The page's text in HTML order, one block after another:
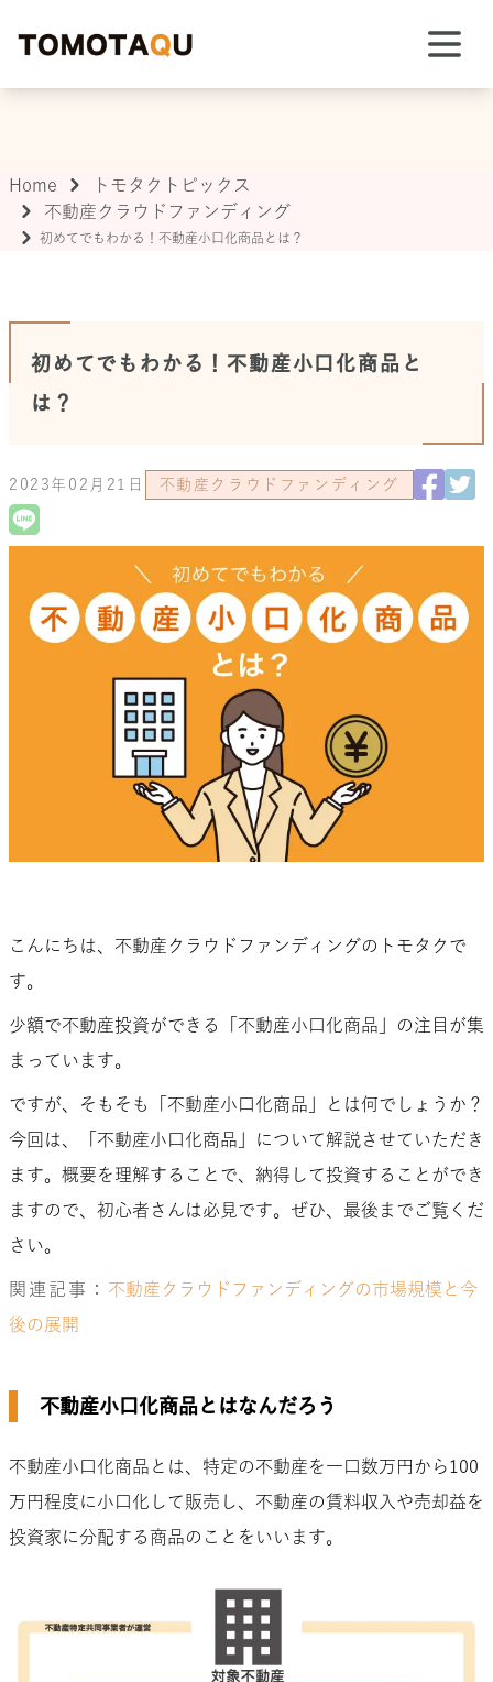
Home
トモタクトピックス
不動産クラウドファンディング
初めてでもわかる！不動産小口化商品とは？
初めてでもわかる！不動産小口化商品と
は？
2023年02月21日 不動産クラウドファンディング
こんにちは、不動産クラウドファンディングのトモタクで
す。
少額で不動産投資ができる「不動産小口化商品」の注目が集
まっています。
ですが、そもそも「不動産小口化商品」とは何でしょうか？
今回は、「不動産小口化商品」について解説させていただき
ます。概要を理解することで、納得して投資することができ
ますので、初心者さんは必見です。ぜひ、最後までご覧くだ
さい。
関連記事： 不動産クラウドファンディングの市場規模と今
後の展開
不動産小口化商品とはなんだろう
不動産小口化商品とは、特定の不動産を一口数万円から100
万円程度に小口化して販売し、不動産の賃料収入や売却益を
投資家に分配する商品のことをいいます。